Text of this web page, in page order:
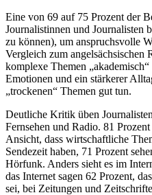
Eine von 69 auf 75 Prozent der
Journalistinnen und Journalisten
zu können), um anspruchsvolle
Vergleich zum angelsächsischen
komplexe Themen
Emotionen und ein stärkerer
„trockenen“ Themen gut tun.
Deutliche Kritik üben
Fernsehen und Radio. 81
Ansicht, dass wirtschaftliche
Sendezeit haben, 71 Prozent
Hörfunk. Anders sieht es im
das Internet sagen 62 Prozent,
sei, bei Zeitungen und